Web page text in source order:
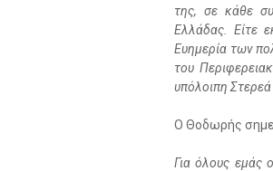
της, σε κάθε
Ελλάδας. Είτε
Ευημερία των
του
υπόλοιπη
Ο Θοδωρής
Για όλους εμάς